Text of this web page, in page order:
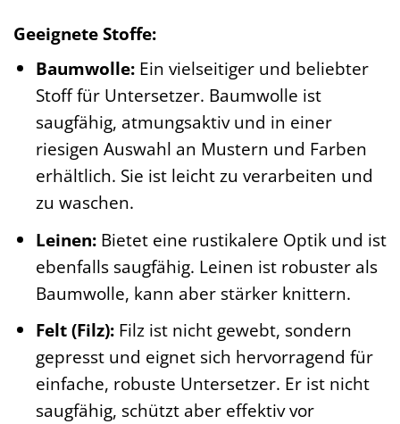
Geeignete Stoffe:
Baumwolle:Ein vielseitiger und beliebter
Stoff für Untersetzer. Baumwolle ist
saugfähig, atmungsaktiv und in einer
riesigen Auswahl an Mustern und Farben
erhältlich. Sie ist leicht zu verarbeiten und
zu waschen.
Leinen:Bietet eine rustikalere Optik und ist
ebenfalls saugfähig. Leinen ist robuster als
Baumwolle, kann aber stärker knittern.
Felt (Filz):Filz ist nicht gewebt, sondern
gepresst und eignet sich hervorragend für
einfache, robuste Untersetzer. Er ist nicht
saugfähig, schützt aber effektiv vor